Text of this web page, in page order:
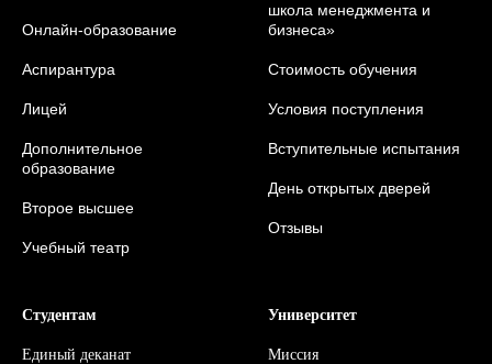
Онлайн-образование
Аспирантура
Лицей
Дополнительное
образование
Второе высшее
Учебный театр
школа менеджмента и
бизнеса»
Стоимость обучения
Условия поступления
Вступительные испытания
День открытых дверей
Отзывы
Студентам
Единый деканат
Университет
Миссия